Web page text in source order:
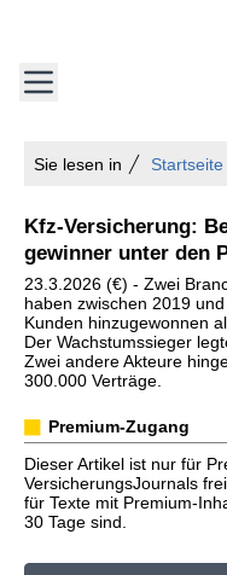
Sie lesen in Startseite
Kfz-Versicherung:
gewinner unter den
23.3.2026 (€) - Zwei
haben zwischen 2019
Kunden hinzugewonnen
Der Wachstumssieger
Zwei andere Akteure
300.000 Verträge.
Premium-Zugang
Dieser Artikel ist nur für
VersicherungsJournals
für Texte mit Premium-
30 Tage sind.